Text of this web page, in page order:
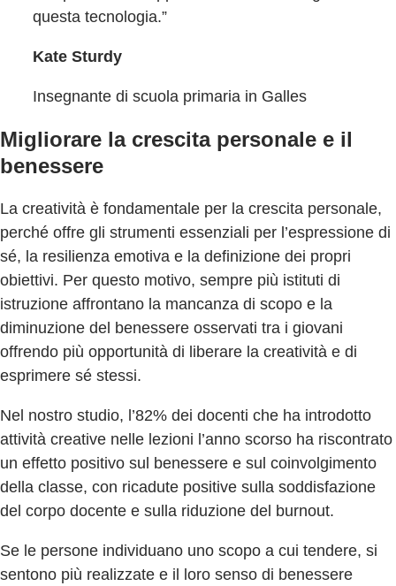
questa tecnologia.”
Kate Sturdy
Insegnante di scuola primaria in Galles
Migliorare la crescita personale e il
benessere
La creatività è fondamentale per la crescita personale,
perché offre gli strumenti essenziali per l’espressione di
sé, la resilienza emotiva e la definizione dei propri
obiettivi. Per questo motivo, sempre più istituti di
istruzione affrontano la mancanza di scopo e la
diminuzione del benessere osservati tra i giovani
offrendo più opportunità di liberare la creatività e di
esprimere sé stessi.
Nel nostro studio, l’82% dei docenti che ha introdotto
attività creative nelle lezioni l’anno scorso ha riscontrato
un effetto positivo sul benessere e sul coinvolgimento
della classe, con ricadute positive sulla soddisfazione
del corpo docente e sulla riduzione del burnout.
Se le persone individuano uno scopo a cui tendere, si
sentono più realizzate e il loro senso di benessere